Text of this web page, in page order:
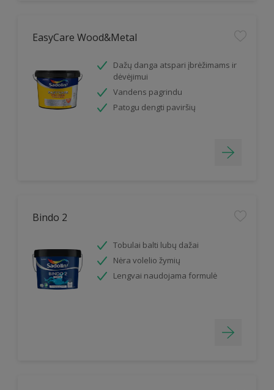
EasyCare Wood&Metal
Dažų danga atspari įbrėžimams ir
dėvėjimui
Vandens pagrindu
Patogu dengti paviršių
Bindo 2
Tobulai balti lubų dažai
Nėra volelio žymių
Lengvai naudojama formulė